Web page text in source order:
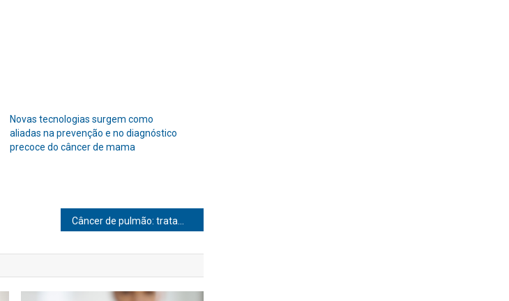
Novas tecnologias surgem como
aliadas na prevenção e no diagnóstico
precoce do câncer de mama